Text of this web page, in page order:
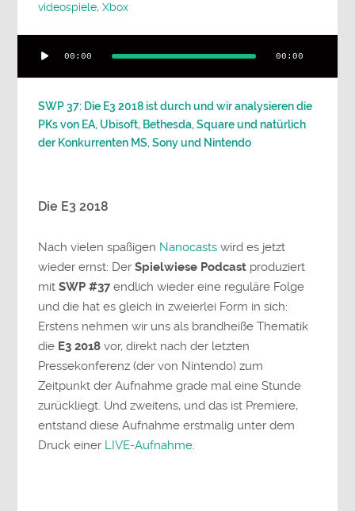
videospiele,Xbox
Player
00:00 00:00
SWP 37: Die E3 2018 ist durch und wir analysieren die
PKs von EA, Ubisoft, Bethesda, Square und natürlich
der Konkurrenten MS, Sony und Nintendo
Die E3 2018
Nach vielen spaßigen Nanocasts wird es jetzt
wieder ernst: DerSpielwiese Podcast produziert
mitSWP #37endlich wieder eine reguläre Folge
und die hat es gleich in zweierlei Form in sich:
Erstens nehmen wir uns als brandheiße Thematik
die E3 2018 vor, direkt nach der letzten
Pressekonferenz (der von Nintendo) zum
Zeitpunkt der Aufnahme grade mal eine Stunde
zurückliegt. Und zweitens, und das ist Premiere,
entstand diese Aufnahme erstmalig unter dem
Druck einer LIVE-Aufnahme.